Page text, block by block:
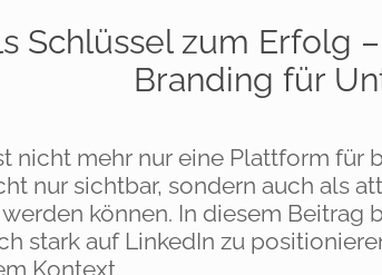
Schlüssel zum Erfolg
Branding für
nicht mehr nur eine Plattform für
nur sichtbar, sondern auch als
können. In diesem Beitrag
stark auf LinkedIn zu
Kontext.